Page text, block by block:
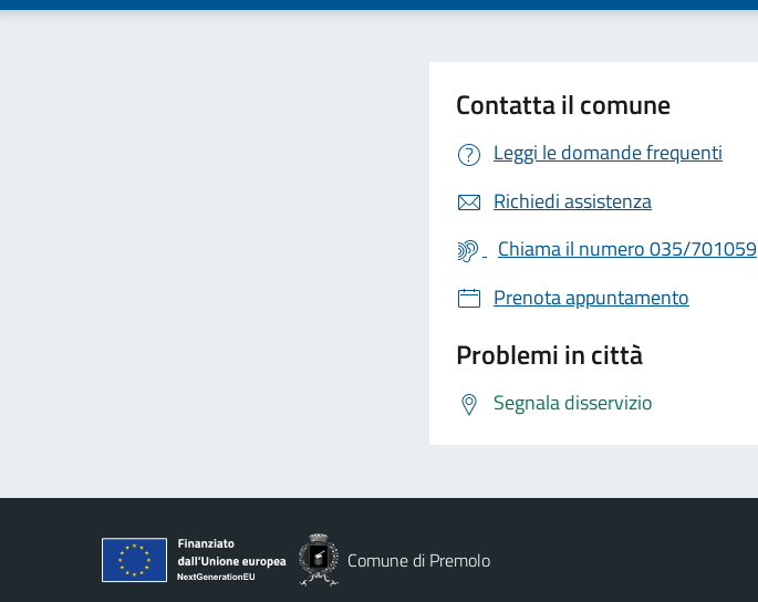
Contatta il comune
Leggi le domande frequenti
Richiedi assistenza
Chiama il numero 035/701059
Prenota appuntamento
Problemi in città
Segnala disservizio
Comune di Premolo